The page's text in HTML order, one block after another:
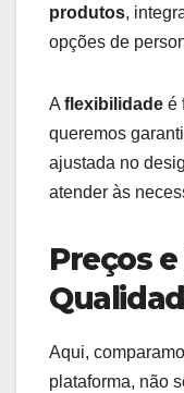
produtos,
opções de
A flexibilidade é
queremos
ajustada no
atender às
Preços
Aqui,
plataforma, não